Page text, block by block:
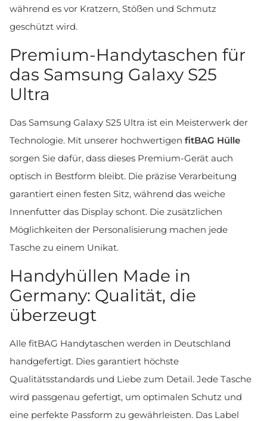
während es vor Kratzern, Stößen und Schmutz
geschützt wird.
Premium-Handytaschen für
das Samsung Galaxy S25
Ultra
Das Samsung Galaxy S25 Ultra ist ein Meisterwerk der
Technologie. Mit unserer hochwertigen fitBAG Hülle
sorgen Sie dafür, dass dieses Premium-Gerät auch
optisch in Bestform bleibt. Die präzise Verarbeitung
garantiert einen festen Sitz, während das weiche
Innenfutter das Display schont. Die zusätzlichen
Möglichkeiten der Personalisierung machen jede
Tasche zu einem Unikat.
Handyhüllen Made in
Germany: Qualität, die
überzeugt
Alle fitBAG Handytaschen werden in Deutschland
handgefertigt. Dies garantiert höchste
Qualitätsstandards und Liebe zum Detail. Jede Tasche
wird passgenau gefertigt, um optimalen Schutz und
eine perfekte Passform zu gewährleisten. Das Label